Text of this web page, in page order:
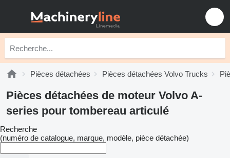
Pièces détachées Pièces détachées Volvo Trucks
Pièces détachées de moteur Volvo A-
series pour tombereau articulé
Recherche
(numéro de catalogue, marque, modèle, pièce détachée)